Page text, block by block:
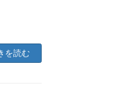
を読む